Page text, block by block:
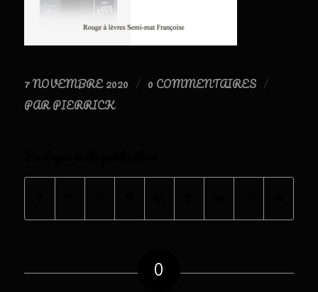
7 NOVEMBRE 2020 / 0 COMMENTAIRES /
PARPIERRICK
0